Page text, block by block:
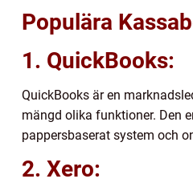
Populära
1. QuickBooks:
QuickBooks är en
mängd olika funktioner. Den
pappersbaserat system och
2. Xero: